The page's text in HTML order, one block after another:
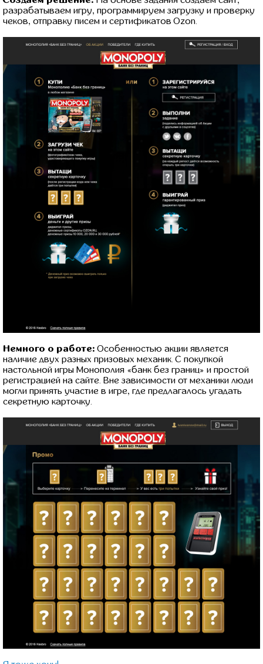
разрабатываем игру, программируем загрузку и проверку
чеков, отправку писем и сертификатов Ozon.
Немного о работе: Особенностью акции является
наличие двух разных призовых механик. С покупкой
настольной игры Монополия «банк без границ» и простой
регистрацией на сайте. Вне зависимости от механики люди
могли принять участие в игре, где предлагалось угадать
секретную карточку.